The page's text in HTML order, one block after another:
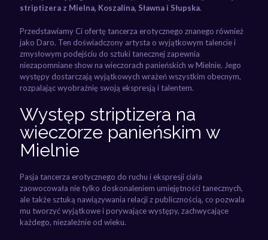
striptizera z Mielna, Koszalina, Sławna i Słupska.
Przedstawiamy Ci ofertę tancerza erotycznego znanego również
jako Daro. Ten doświadczony artysta o wyjątkowym talencie i
zmysłowym podejściu do sztuki tanecznej zapewnia
niezapomniane show na wieczorach panieńskich w Mielnie. Jego
występy dostarczają wyjątkowych wrażeń wszystkim obecnym,
rozpalając wyobraźnię swoją ekspresją i talentem.
Występ striptizera na
wieczorze panieńskim w
Mielnie
Pasja tancerza erotycznego do ruchu i ekspresji ciała
zaowocowała nie tylko doskonaleniem umiejętności tanecznych,
ale także sztuką nawiązywania relacji z publicznością, co pozwala
mu tworzyć wyjątkowe i porywające występy, zachwycające
każdego, niezależnie od wieku.